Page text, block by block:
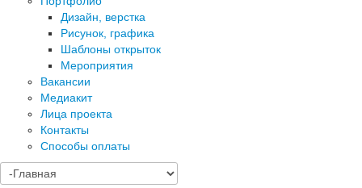
Дизайн, верстка
Рисунок, графика
Шаблоны открыток
Мероприятия
Вакансии
Медиакит
Лица проекта
Контакты
Способы оплаты